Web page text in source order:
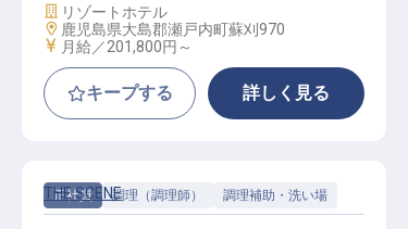
施設業態
リゾートホテル
勤務地
鹿児島県大島郡瀬戸内町蘇刈970
給与
月給／201,800円～
キープする 詳しく見る
正社員 調理（調理師） 調理補助・洗い場
THE SCENE